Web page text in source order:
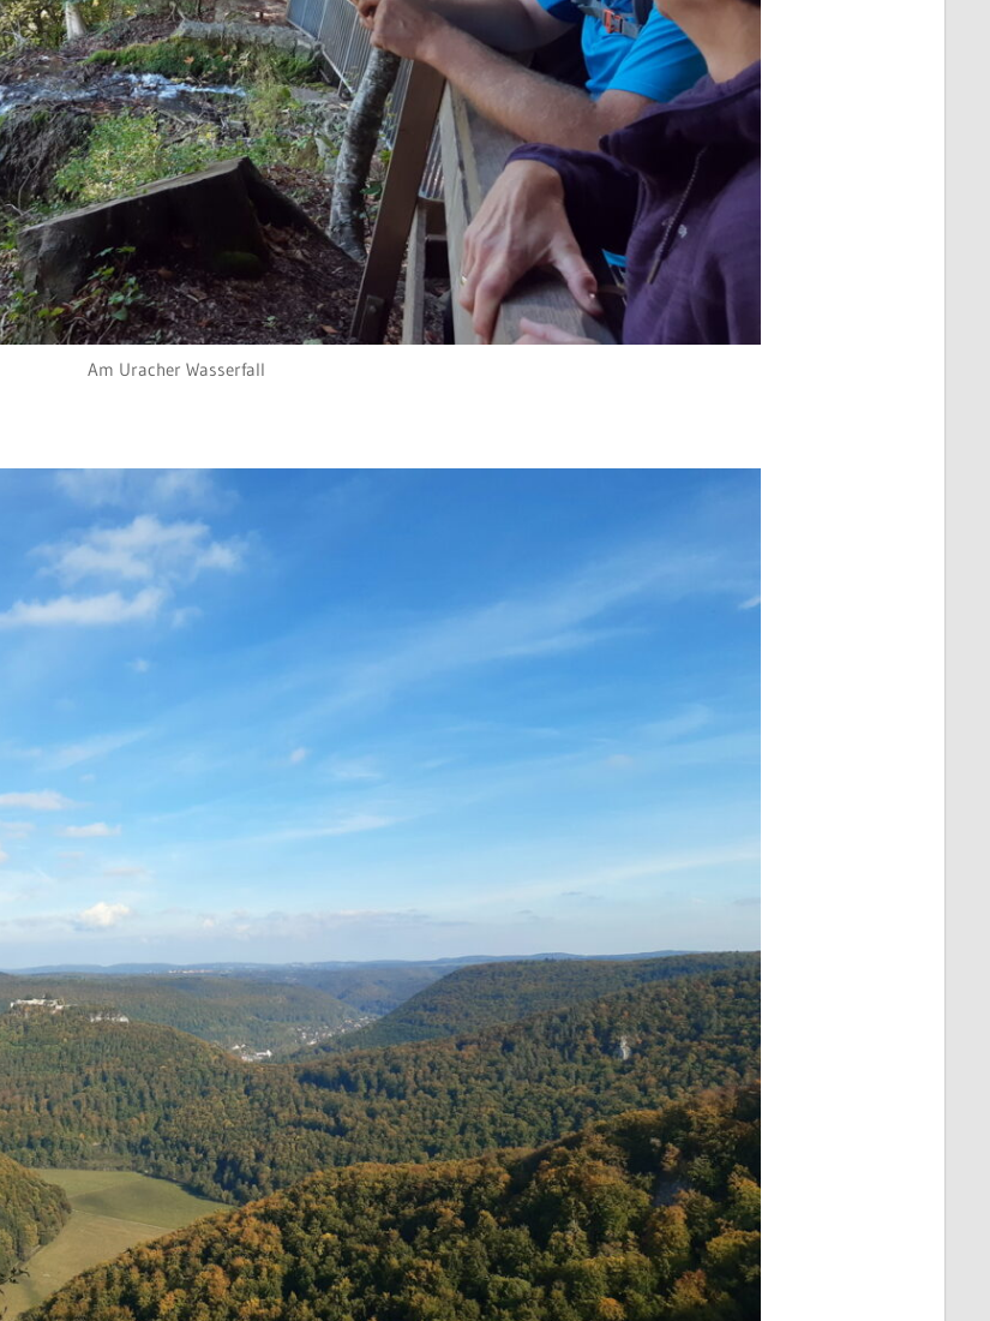
Am Uracher Wasserfall